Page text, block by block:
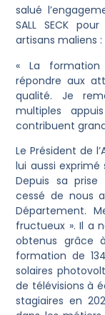
salué
SALL SECK
artisans maliens :
« La formation
répondre aux
qualité. Je
multiples
contribuent
Le Président de
lui aussi exprimé
Depuis sa
cessé de nous
Département.
fructueux ». Il a
obtenus grâce
formation de
solaires
de télévisions à
stagiaires en